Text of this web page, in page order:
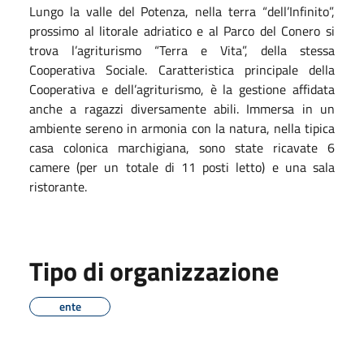
Lungo la valle del Potenza, nella terra “dell’Infinito”,
prossimo al litorale adriatico e al Parco del Conero si
trova l’agriturismo “Terra e Vita”, della stessa
Cooperativa Sociale. Caratteristica principale della
Cooperativa e dell’agriturismo, è la gestione affidata
anche a ragazzi diversamente abili. Immersa in un
ambiente sereno in armonia con la natura, nella tipica
casa colonica marchigiana, sono state ricavate 6
camere (per un totale di 11 posti letto) e una sala
ristorante.
Tipo di organizzazione
ente